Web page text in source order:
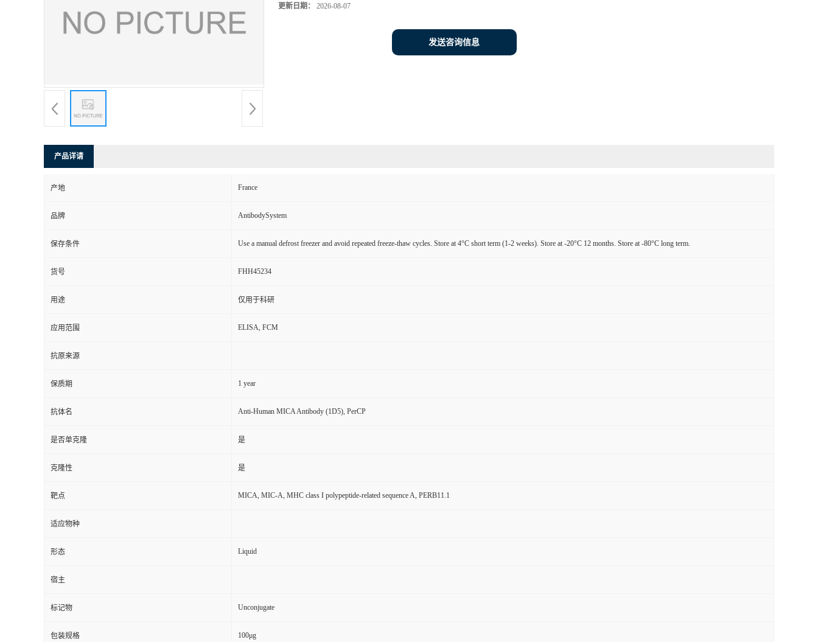
更新日期： 2026-08-07
发送咨询信息
产品详请
产地 France
品牌 AntibodySystem
保存条件 Use a manual defrost freezer and avoid repeated freeze-thaw cycles. Store at 4°C short term (1-2 weeks). Store at -20°C 12 months. Store at -80°C long term.
货号 FHH45234
用途 仅用于科研
应用范围 ELISA, FCM
抗原来源
保质期 1 year
抗体名 Anti-Human MICA Antibody (1D5), PerCP
是否单克隆 是
克隆性 是
靶点 MICA, MIC-A, MHC class I polypeptide-related sequence A, PERB11.1
适应物种
形态 Liquid
宿主
标记物 Unconjugate
包装规格 100μg